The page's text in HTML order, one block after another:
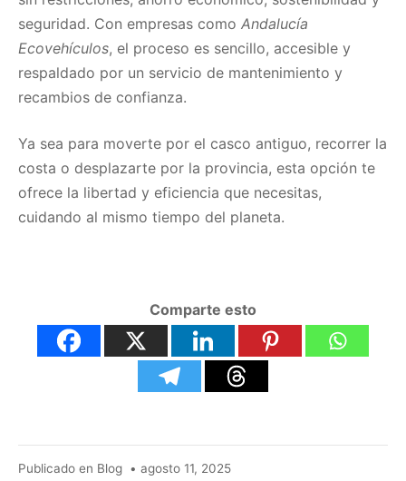
seguridad. Con empresas como Andalucía
Ecovehículos, el proceso es sencillo, accesible y
respaldado por un servicio de mantenimiento y
recambios de confianza.
Ya sea para moverte por el casco antiguo, recorrer la
costa o desplazarte por la provincia, esta opción te
ofrece la libertad y eficiencia que necesitas,
cuidando al mismo tiempo del planeta.
Comparte esto
Publicado en Blog • agosto 11, 2025agosto